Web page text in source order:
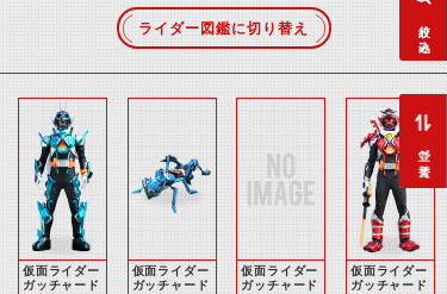
ライダー図鑑に切り替え
仮面ライダー
ガッチャード
仮面ライダー
ガッチャード
仮面ライダー
ガッチャード
仮面ライダー
ガッチャード
並べ替え
絞り込み